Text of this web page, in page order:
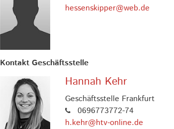
hessenskipper@web.de
Kontakt Geschäftsstelle
Hannah Kehr
Geschäftsstelle Frankfurt
0696773772-74
h.kehr@htv-online.de